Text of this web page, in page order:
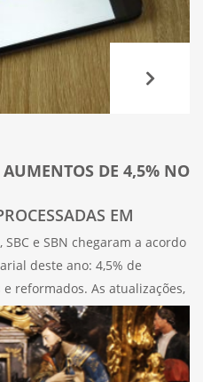
DE 4,5% NO
EM
e SBN chegaram a acordo
deste ano: 4,5% de
reformados. As atualizações,
serão processadas em